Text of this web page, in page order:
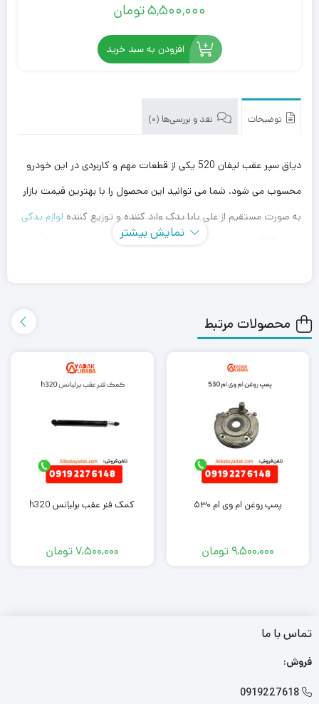
5,500,000تومان
افزودن به سبد خرید
توضیحات نقد و بررسی‌ها (0)
دیاق سپر عقب لیفان 520 یکی از قطعات مهم و کاربردی در این خودرو
محسوب می شود. شما می توانید این محصول را با بهترین قیمت بازار
به صورت مستقیم از علی بابا یدک وارد کننده و توزیع کننده لوازم یدکی
، با بهترین قیمت خریداری کنید. توجه داشته باشید که علی
همچنین می توانید علاوه بر خرید دیاق سپر عقب لیفان 520، سایر
لوازم
کارشناسان فروش ما تماس بگیرید.
نمایش بیشتر
محصولات مرتبط
پمپ روغن ام وی ام ۵۳۰
9,500,000تومان
کمک فنر عقب برلیانس h320
7,500,000تومان
تماس با ما
فروش:

0919227618